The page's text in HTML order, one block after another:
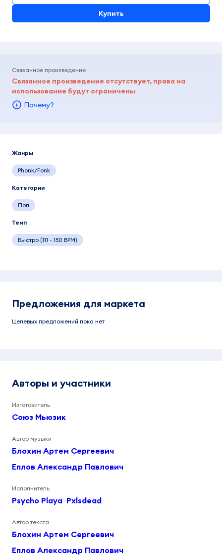
Купить
Связанное произведение
Связанное произведение отсутствует, права на
использование будут ограничены
Почему?
Жанры
Phonk/Fonk
Категории
Поп
Темп
Быстро (111 - 150 BPM)
Предложения для маркета
Целевых предложений пока нет
Авторы и участники
Изготовитель
Союз Мьюзик
Автор музыки
Блохин Артем Сергеевич
Еплов Александр Павлович
Исполнитель
Psycho Playa Pxlsdead
Автор текста
Блохин Артем Сергеевич
Еплов Александр Павлович